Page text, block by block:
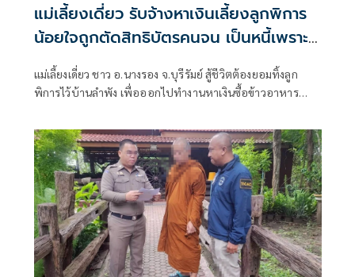
แม่เลี้ยงเดี่ยว รับจ้างหาเงินเลี้ยงลูกพิการ
น้อยใจถูกตัดสิทธิบัตรคนจน เป็นหนี้เพราะ
รักษาลูก
แม่เลี้ยงเดี่ยว ชาว อ.นางรอง จ.บุรีรัมย์ สู้ชีวิตต้องยอมทิ้งลูก
พิการไว้บ้านลำพัง เพื่อออกไปทำงานหาเงินซื้อข้าวอาหาร
หนี้เกิน 1 แสน ทั้งที่เกิดจากการกู้ยืมมารักษาลูกช่วงที่ป่วยต้อง
ผ่าตัดม้ามก่อนจะกลายเป็นคนพิการ วอนรัฐทบทวน